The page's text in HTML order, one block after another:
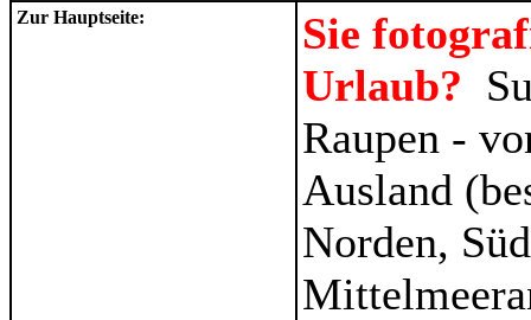
Zur Hauptseite:
Sie
Urlaub?
Raupen -
Ausland
Norden,